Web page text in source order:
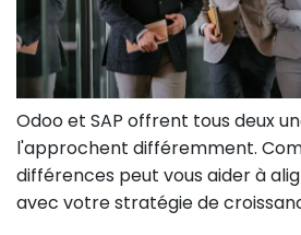
Odoo et SAP offrent tous deux
l'approchent différemment.
différences peut vous aider à
avec votre stratégie de